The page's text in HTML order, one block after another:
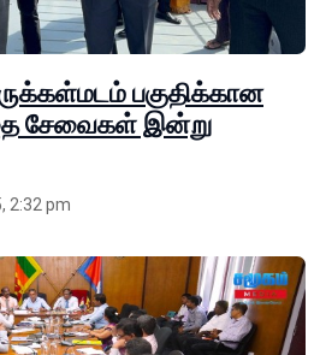
பகுதிக்கான
சேவைகள் இன்று
2:32 pm